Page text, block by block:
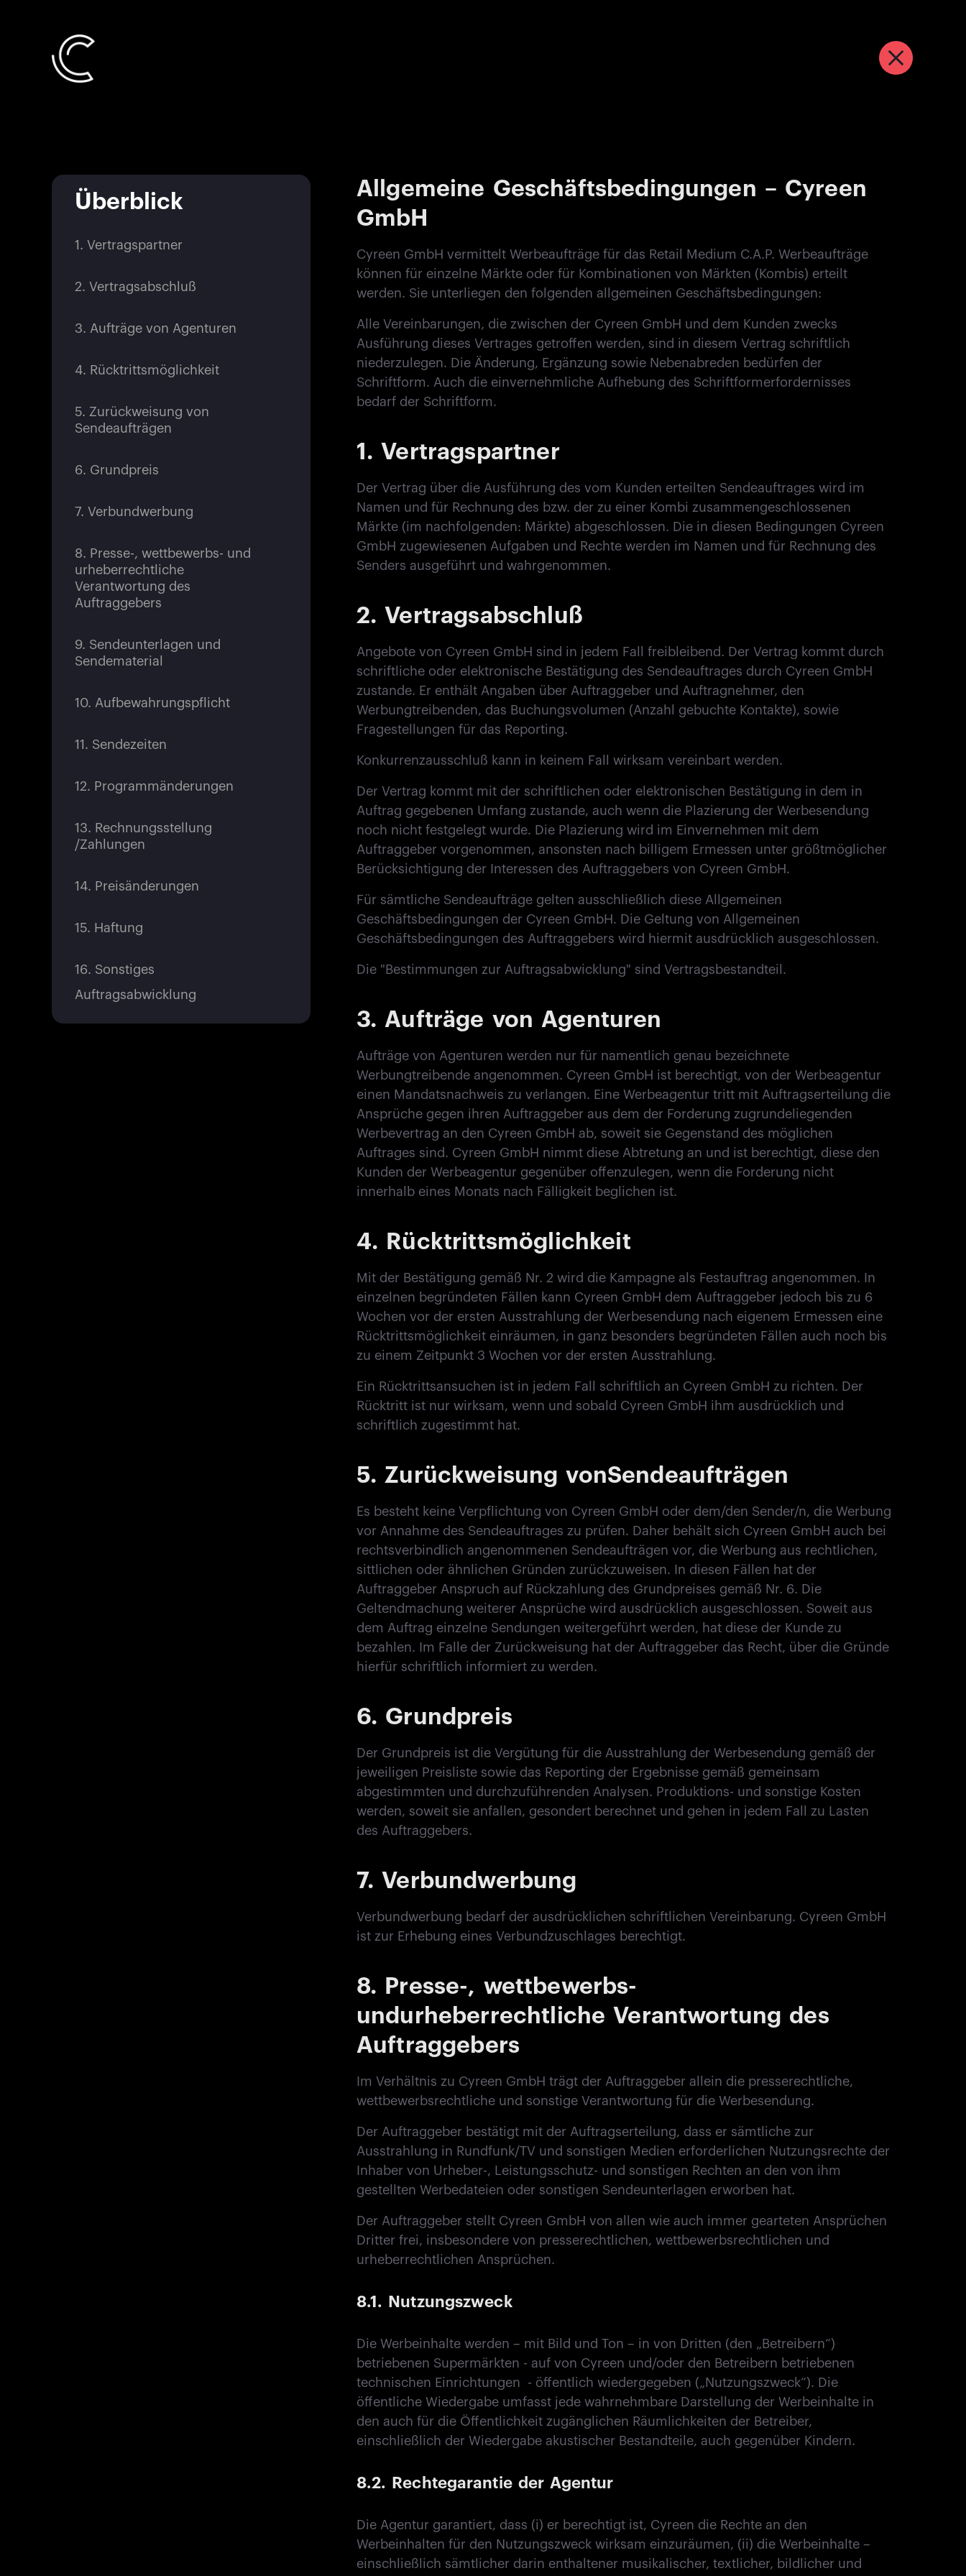
Überblick
1. Vertragspartner
2. Vertragsabschluß
3. Aufträge von Agenturen
4. Rücktrittsmöglichkeit
5. Zurückweisung von
Sendeaufträgen
6. Grundpreis
7. Verbundwerbung
8. Presse-, wettbewerbs- und
urheberrechtliche
Verantwortung des
Auftraggebers
9. Sendeunterlagen und
Sendematerial
10. Aufbewahrungspflicht
11. Sendezeiten
12. Programmänderungen
13. Rechnungsstellung
/Zahlungen
14. Preisänderungen
15. Haftung
16. Sonstiges
Auftragsabwicklung
Allgemeine Geschäftsbedingungen – Cyreen
GmbH
Cyreen GmbH vermittelt Werbeaufträge für das Retail Medium C.A.P. Werbeaufträge
können für einzelne Märkte oder für Kombinationen von Märkten (Kombis) erteilt
werden. Sie unterliegen den folgenden allgemeinen Geschäftsbedingungen:
Alle Vereinbarungen, die zwischen der Cyreen GmbH und dem Kunden zwecks
Ausführung dieses Vertrages getroffen werden, sind in diesem Vertrag schriftlich
niederzulegen. Die Änderung, Ergänzung sowie Nebenabreden bedürfen der
Schriftform. Auch die einvernehmliche Aufhebung des Schriftformerfordernisses
bedarf der Schriftform.
1. Vertragspartner
Der Vertrag über die Ausführung des vom Kunden erteilten Sendeauftrages wird im
Namen und für Rechnung des bzw. der zu einer Kombi zusammengeschlossenen
Märkte (im nachfolgenden: Märkte) abgeschlossen. Die in diesen Bedingungen Cyreen
GmbH zugewiesenen Aufgaben und Rechte werden im Namen und für Rechnung des
Senders ausgeführt und wahrgenommen.
2. Vertragsabschluß
Angebote von Cyreen GmbH sind in jedem Fall freibleibend. Der Vertrag kommt durch
schriftliche oder elektronische Bestätigung des Sendeauftrages durch Cyreen GmbH
zustande. Er enthält Angaben über Auftraggeber und Auftragnehmer, den
Werbungtreibenden, das Buchungsvolumen (Anzahl gebuchte Kontakte), sowie
Fragestellungen für das Reporting.
Konkurrenzausschluß kann in keinem Fall wirksam vereinbart werden.
Der Vertrag kommt mit der schriftlichen oder elektronischen Bestätigung in dem in
Auftrag gegebenen Umfang zustande, auch wenn die Plazierung der Werbesendung
noch nicht festgelegt wurde. Die Plazierung wird im Einvernehmen mit dem
Auftraggeber vorgenommen, ansonsten nach billigem Ermessen unter größtmöglicher
Berücksichtigung der Interessen des Auftraggebers von Cyreen GmbH.
Für sämtliche Sendeaufträge gelten ausschließlich diese Allgemeinen
Geschäftsbedingungen der Cyreen GmbH. Die Geltung von Allgemeinen
Geschäftsbedingungen des Auftraggebers wird hiermit ausdrücklich ausgeschlossen.
Die "Bestimmungen zur Auftragsabwicklung" sind Vertragsbestandteil.
3. Aufträge von Agenturen
Aufträge von Agenturen werden nur für namentlich genau bezeichnete
Werbungtreibende angenommen. Cyreen GmbH ist berechtigt, von der Werbeagentur
einen Mandatsnachweis zu verlangen. Eine Werbeagentur tritt mit Auftragserteilung die
Ansprüche gegen ihren Auftraggeber aus dem der Forderung zugrundeliegenden
Werbevertrag an den Cyreen GmbH ab, soweit sie Gegenstand des möglichen
Auftrages sind. Cyreen GmbH nimmt diese Abtretung an und ist berechtigt, diese den
Kunden der Werbeagentur gegenüber offenzulegen, wenn die Forderung nicht
innerhalb eines Monats nach Fälligkeit beglichen ist.
4. Rücktrittsmöglichkeit
Mit der Bestätigung gemäß Nr. 2 wird die Kampagne als Festauftrag angenommen. In
einzelnen begründeten Fällen kann Cyreen GmbH dem Auftraggeber jedoch bis zu 6
Wochen vor der ersten Ausstrahlung der Werbesendung nach eigenem Ermessen eine
Rücktrittsmöglichkeit einräumen, in ganz besonders begründeten Fällen auch noch bis
zu einem Zeitpunkt 3 Wochen vor der ersten Ausstrahlung.
Ein Rücktrittsansuchen ist in jedem Fall schriftlich an Cyreen GmbH zu richten. Der
Rücktritt ist nur wirksam, wenn und sobald Cyreen GmbH ihm ausdrücklich und
schriftlich zugestimmt hat.
5. Zurückweisung vonSendeaufträgen
Es besteht keine Verpflichtung von Cyreen GmbH oder dem/den Sender/n, die Werbung
vor Annahme des Sendeauftrages zu prüfen. Daher behält sich Cyreen GmbH auch bei
rechtsverbindlich angenommenen Sendeaufträgen vor, die Werbung aus rechtlichen,
sittlichen oder ähnlichen Gründen zurückzuweisen. In diesen Fällen hat der
Auftraggeber Anspruch auf Rückzahlung des Grundpreises gemäß Nr. 6. Die
Geltendmachung weiterer Ansprüche wird ausdrücklich ausgeschlossen. Soweit aus
dem Auftrag einzelne Sendungen weitergeführt werden, hat diese der Kunde zu
bezahlen. Im Falle der Zurückweisung hat der Auftraggeber das Recht, über die Gründe
hierfür schriftlich informiert zu werden.
6. Grundpreis
Der Grundpreis ist die Vergütung für die Ausstrahlung der Werbesendung gemäß der
jeweiligen Preisliste sowie das Reporting der Ergebnisse gemäß gemeinsam
abgestimmten und durchzuführenden Analysen. Produktions- und sonstige Kosten
werden, soweit sie anfallen, gesondert berechnet und gehen in jedem Fall zu Lasten
des Auftraggebers.
7. Verbundwerbung
Verbundwerbung bedarf der ausdrücklichen schriftlichen Vereinbarung. Cyreen GmbH
ist zur Erhebung eines Verbundzuschlages berechtigt.
8. Presse-, wettbewerbs-
undurheberrechtliche Verantwortung des
Auftraggebers
Im Verhältnis zu Cyreen GmbH trägt der Auftraggeber allein die presserechtliche,
wettbewerbsrechtliche und sonstige Verantwortung für die Werbesendung.
Der Auftraggeber bestätigt mit der Auftragserteilung, dass er sämtliche zur
Ausstrahlung in Rundfunk/TV und sonstigen Medien erforderlichen Nutzungsrechte der
Inhaber von Urheber-, Leistungsschutz- und sonstigen Rechten an den von ihm
gestellten Werbedateien oder sonstigen Sendeunterlagen erworben hat.
Der Auftraggeber stellt Cyreen GmbH von allen wie auch immer gearteten Ansprüchen
Dritter frei, insbesondere von presserechtlichen, wettbewerbsrechtlichen und
urheberrechtlichen Ansprüchen.
8.1. Nutzungszweck
Die Werbeinhalte werden – mit Bild und Ton – in von Dritten (den „Betreibern“)
betriebenen Supermärkten - auf von Cyreen und/oder den Betreibern betriebenen
technischen Einrichtungen - öffentlich wiedergegeben („Nutzungszweck“). Die
öffentliche Wiedergabe umfasst jede wahrnehmbare Darstellung der Werbeinhalte in
den auch für die Öffentlichkeit zugänglichen Räumlichkeiten der Betreiber,
einschließlich der Wiedergabe akustischer Bestandteile, auch gegenüber Kindern.
8.2. Rechtegarantie der Agentur
Die Agentur garantiert, dass (i) er berechtigt ist, Cyreen die Rechte an den
Werbeinhalten für den Nutzungszweck wirksam einzuräumen, (ii) die Werbeinhalte –
einschließlich sämtlicher darin enthaltener musikalischer, textlicher, bildlicher und